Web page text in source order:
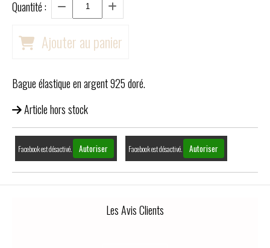
Quantité :
Ajouter au panier
Bague élastique en argent 925 doré.
Article hors stock
Facebook est désactivé. Autoriser Facebook est désactivé. Autoriser
Les Avis Clients